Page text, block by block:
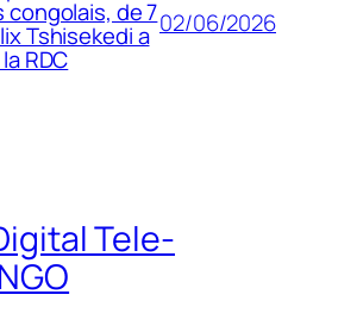
congolais, de 7
Tshisekedi a
RDC
02/06/2026
Tele-